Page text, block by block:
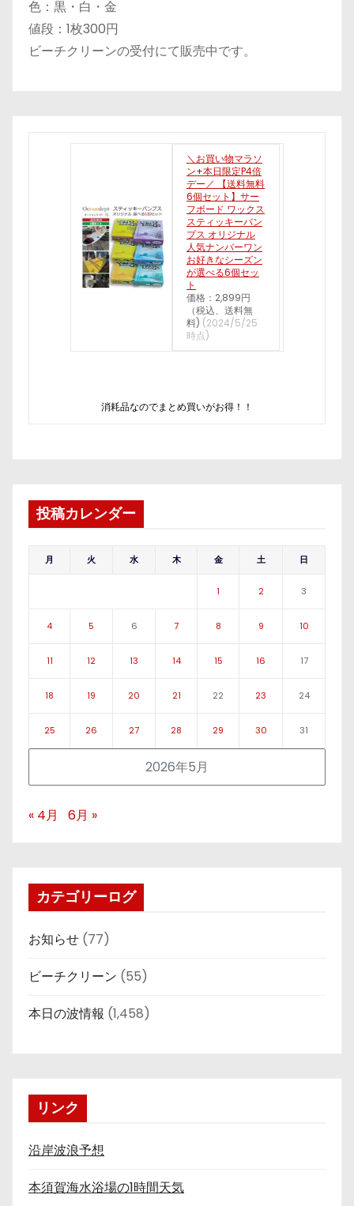
色：黒・白・金
値段：1枚300円
ビーチクリーンの受付にて販売中です。
＼お買い物マラソ
ン+本日限定P4倍
デー／ 【送料無料
6個セット】サー
フボード ワックス
スティッキーバン
プス オリジナル
人気ナンバーワン
お好きなシーズン
が選べる6個セッ
ト
価格：2,899円
（税込、送料無
料) (2024/5/25
時点)
消耗品なのでまとめ買いがお得！！
投稿カレンダー
2026年5月
月 火 水 木 金 土 日
1 2 3
4 5 6 7 8 9 10
11 12 13 14 15 16 17
18 19 20 21 22 23 24
25 26 27 28 29 30 31
« 4月 6月 »
カテゴリーログ
お知らせ (77)
ビーチクリーン (55)
本日の波情報 (1,458)
リンク
沿岸波浪予想
本須賀海水浴場の1時間天気